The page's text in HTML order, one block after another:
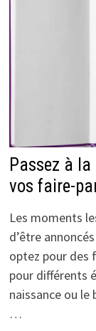
Passez à
vos faire-
Les moments
d’être
optez pour des
pour différents
naissance ou
…